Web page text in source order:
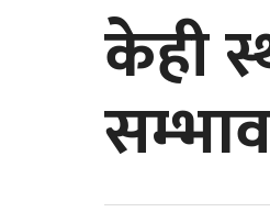
केही